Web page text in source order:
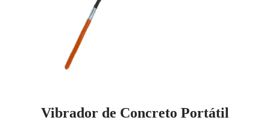
Vibrador de Concreto Portátil